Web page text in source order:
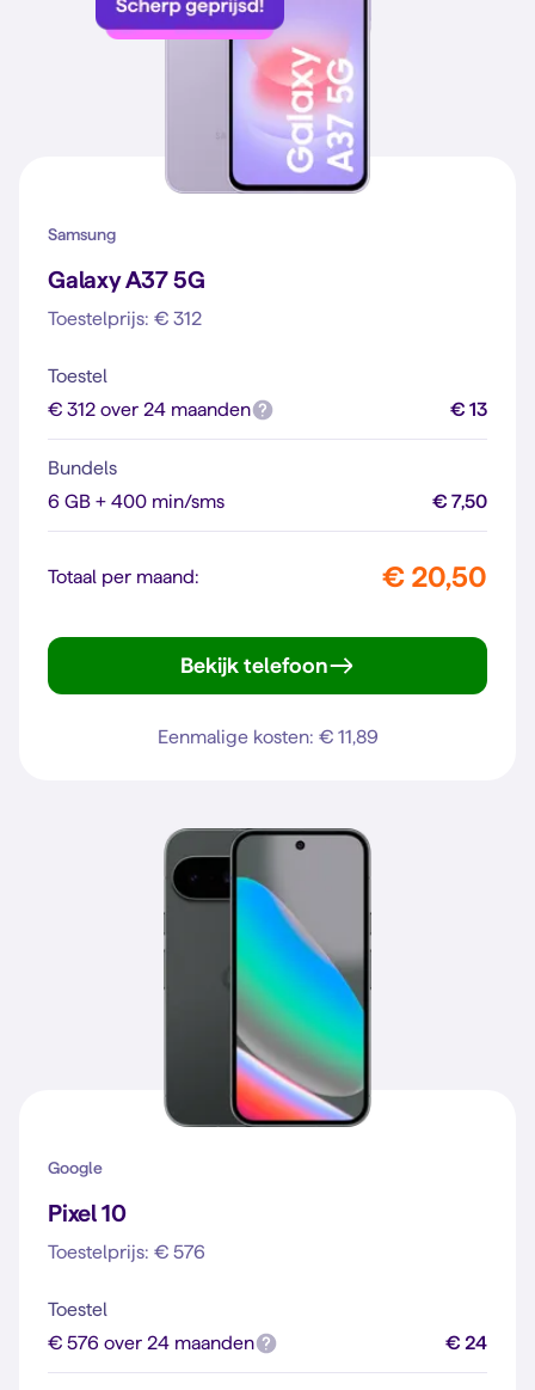
Samsung
Galaxy A37 5G
Toestelprijs: € 312
Toestel
€ 312 over 24 maanden
€ 13
Bundels
6 GB + 400 min/sms
€ 7,50
Totaal per maand: € 20,50
Bekijk telefoon
Eenmalige kosten: € 11,89
Google
Pixel 10
Toestelprijs: € 576
Toestel
€ 576 over 24 maanden
€ 24